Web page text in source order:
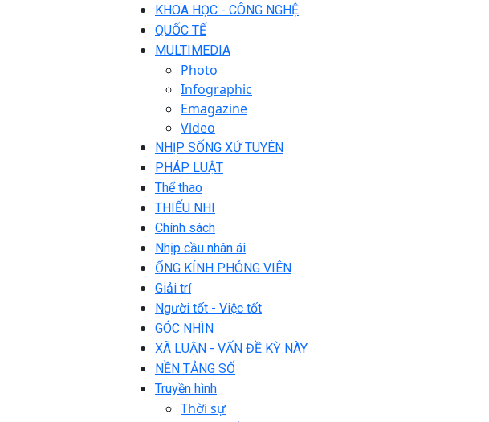
KHOA HỌC - CÔNG NGHỆ
QUỐC TẾ
MULTIMEDIA
Photo
Infographic
Emagazine
Video
NHỊP SỐNG XỨ TUYÊN
PHÁP LUẬT
Thể thao
THIẾU NHI
Chính sách
Nhịp cầu nhân ái
ỐNG KÍNH PHÓNG VIÊN
Giải trí
Người tốt - Việc tốt
GÓC NHÌN
XÃ LUẬN - VẤN ĐỀ KỲ NÀY
NỀN TẢNG SỐ
Truyền hình
Thời sự